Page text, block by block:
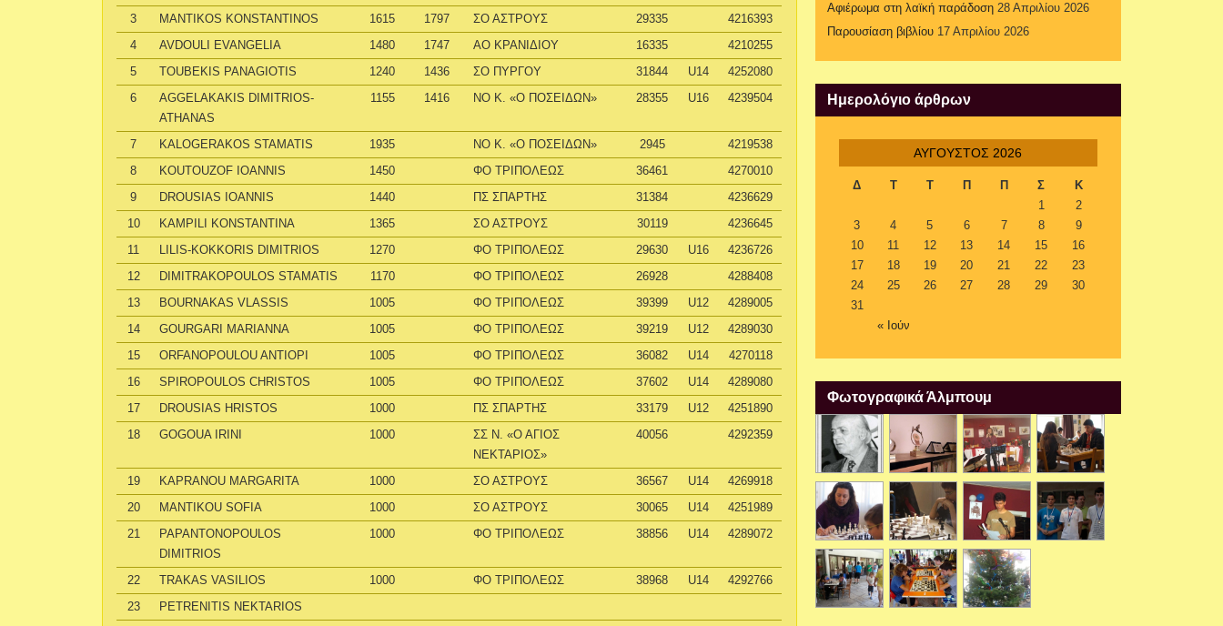
3
MANTIKOS KONSTANTINOS 1615 1797 ΣΟ ΑΣΤΡΟΥΣ 29335
4216393
4
AVDOULI EVANGELIA 1480 1747 ΑΟ ΚΡΑΝΙΔΙΟΥ 16335
4210255
5
TOUBEKIS PANAGIOTIS 1240 1436 ΣΟ ΠΥΡΓΟΥ 31844 U14
4252080
6
AGGELAKAKIS DIMITRIOS-
ATHANAS
1155 1416 ΝΟ Κ. «Ο ΠΟΣΕΙΔΩΝ» 28355 U16 4239504
7 KALOGERAKOS STAMATIS 1935 ΝΟ Κ. «Ο ΠΟΣΕΙΔΩΝ» 2945
4219538
8
KOUTOUZOF IOANNIS 1450 ΦΟ ΤΡΙΠΟΛΕΩΣ 36461
4270010
9
DROUSIAS IOANNIS 1440 ΠΣ ΣΠΑΡΤΗΣ 31384
4236629
10
KAMPILI KONSTANTINA 1365 ΣΟ ΑΣΤΡΟΥΣ 30119
4236645
11
LILIS-KOKKORIS DIMITRIOS 1270 ΦΟ ΤΡΙΠΟΛΕΩΣ 29630 U16
4236726
12
DIMITRAKOPOULOS STAMATIS 1170 ΦΟ ΤΡΙΠΟΛΕΩΣ 26928
4288408
13
BOURNAKAS VLASSIS 1005 ΦΟ ΤΡΙΠΟΛΕΩΣ 39399 U12
4289005
14
GOURGARI MARIANNA 1005 ΦΟ ΤΡΙΠΟΛΕΩΣ 39219 U12
4289030
15
ORFANOPOULOU ANTIOPI 1005 ΦΟ ΤΡΙΠΟΛΕΩΣ 36082 U14
4270118
16
SPIROPOULOS CHRISTOS 1005 ΦΟ ΤΡΙΠΟΛΕΩΣ 37602 U14
4289080
17
DROUSIAS HRISTOS 1000 ΠΣ ΣΠΑΡΤΗΣ 33179 U12
4251890
18
GOGOUA IRINI 1000
ΣΣ Ν. «Ο ΑΓΙΟΣ
ΝΕΚΤΑΡΙΟΣ»
40056 4292359
19 KAPRANOU MARGARITA 1000 ΣΟ ΑΣΤΡΟΥΣ 36567 U14
4269918
20
MANTIKOU SOFIA 1000 ΣΟ ΑΣΤΡΟΥΣ 30065 U14
4251989
21
PAPANTONOPOULOS
DIMITRIOS
1000 ΦΟ ΤΡΙΠΟΛΕΩΣ 38856 U14 4289072
22 TRAKAS VASILIOS 1000 ΦΟ ΤΡΙΠΟΛΕΩΣ 38968 U14
4292766
23
PETRENITIS NEKTARIOS
Αφιέρωμα στη λαϊκή παράδοση 28 Απριλίου 2026
Παρουσίαση βιβλίου 17 Απριλίου 2026
Ημερολόγιο άρθρων
ΑΎΓΟΥΣΤΟΣ 2026
Δ Τ Τ Π Π Σ Κ
« Ιούν
1
2
3
4 5 6 7 8
9
10
11 12 13 14 15
16
17
18 19 20 21 22
23
24
25 26 27 28 29
30
31
Φωτογραφικά Άλμπουμ